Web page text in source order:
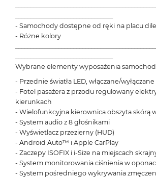
- Samochody dostępne od ręki na placu
- Różne kolory
Wybrane elementy wyposażenia
- Przednie światła LED, włączane/
- Fotel pasażera z przodu regulowany
kierunkach
- Wielofunkcyjna kierownica obszyta skórą
- System audio z 8 głośnikami
- Wyświetlacz przezierny (HUD)
- Android Auto™ i Apple CarPlay
- Zaczepy ISOFIX i i-Size na miejscach
- System monitorowania ciśnienia w
- System pośredniego wykrywania